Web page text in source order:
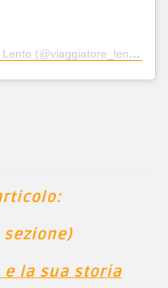
Un post condiviso da Viaggiatore Lento (@viaggiatore_lento)
e la sua storia